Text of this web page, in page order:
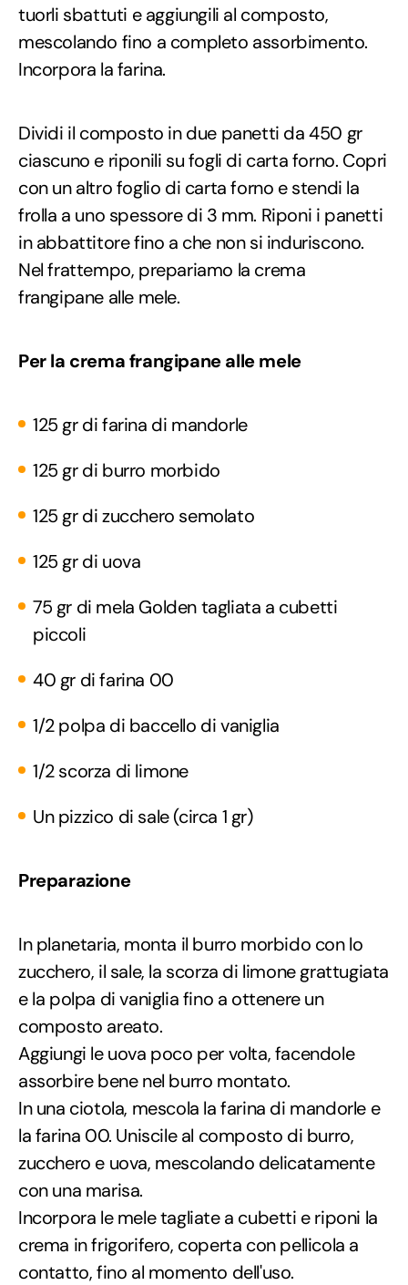
tuorli sbattuti e aggiungili al composto,
mescolando fino a completo assorbimento.
Incorpora la farina.
Dividi il composto in due panetti da 450 gr
ciascuno e riponili su fogli di carta forno. Copri
con un altro foglio di carta forno e stendi la
frolla a uno spessore di 3 mm. Riponi i panetti
in abbattitore fino a che non si induriscono.
Nel frattempo, prepariamo la crema
frangipane alle mele.
Per la crema frangipane alle mele
125 gr di farina di mandorle
125 gr di burro morbido
125 gr di zucchero semolato
125 gr di uova
75 gr di mela Golden tagliata a cubetti
piccoli
40 gr di farina 00
1/2 polpa di baccello di vaniglia
1/2 scorza di limone
Un pizzico di sale (circa 1 gr)
Preparazione
In planetaria, monta il burro morbido con lo
zucchero, il sale, la scorza di limone grattugiata
e la polpa di vaniglia fino a ottenere un
composto areato.
Aggiungi le uova poco per volta, facendole
assorbire bene nel burro montato.
In una ciotola, mescola la farina di mandorle e
la farina 00. Uniscile al composto di burro,
zucchero e uova, mescolando delicatamente
con una marisa.
Incorpora le mele tagliate a cubetti e riponi la
crema in frigorifero, coperta con pellicola a
contatto, fino al momento dell'uso.